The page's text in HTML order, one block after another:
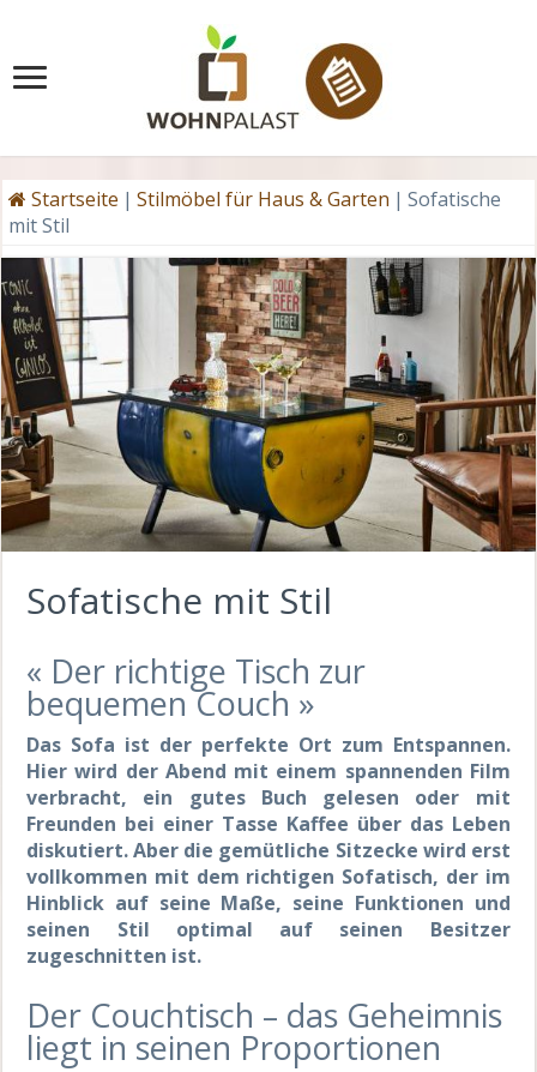
Startseite | Stilmöbel für Haus & Garten | Sofatische
mit Stil
Sofatische mit Stil
« Der richtige Tisch zur
bequemen Couch »
Das Sofa ist der perfekte Ort zum Entspannen.
Hier wird der Abend mit einem spannenden Film
verbracht, ein gutes Buch gelesen oder mit
Freunden bei einer Tasse Kaffee über das Leben
diskutiert. Aber die gemütliche Sitzecke wird erst
vollkommen mit dem richtigen Sofatisch, der im
Hinblick auf seine Maße, seine Funktionen und
seinen Stil optimal auf seinen Besitzer
zugeschnitten ist.
Der Couchtisch – das Geheimnis
liegt in seinen Proportionen